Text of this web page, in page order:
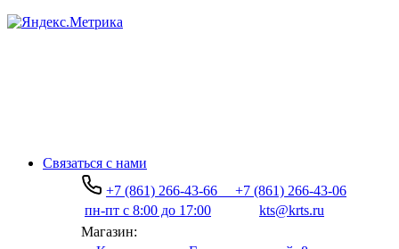
Связаться с нами
+7 (861) 266-43-66
+7 (861) 266-43-06
пн-пт с 8:00 до 17:00
kts@krts.ru
Магазин: